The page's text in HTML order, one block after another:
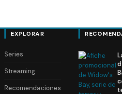
EXPLORAR
Series
Streaming
Recomendaciones